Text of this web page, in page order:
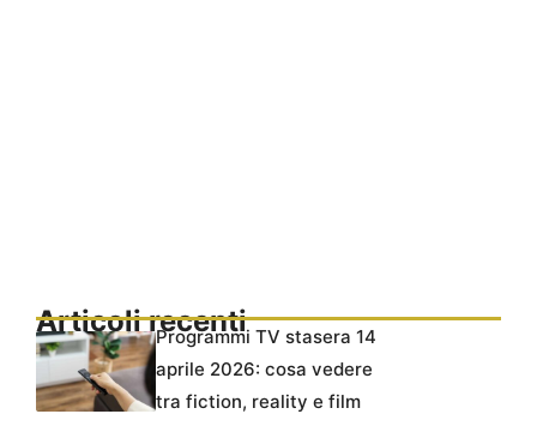
Articoli recentiProgrammi TV stasera 14
aprile 2026: cosa vedere
tra fiction, reality e film